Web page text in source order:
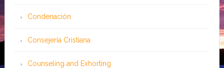
Condenación
Consejería Cristiana
Counseling and Exhorting